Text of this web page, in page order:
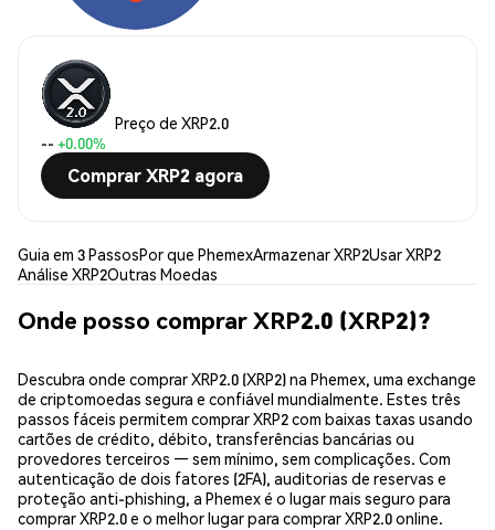
Preço de XRP2.0
-- +0.00%
Comprar XRP2 agora
Guia em 3 PassosPor que PhemexArmazenar XRP2Usar XRP2
Análise XRP2Outras Moedas
Onde posso comprar XRP2.0 (XRP2)?
Descubra onde comprar XRP2.0 (XRP2) na Phemex, uma exchange
de criptomoedas segura e confiável mundialmente. Estes três
passos fáceis permitem comprar XRP2 com baixas taxas usando
cartões de crédito, débito, transferências bancárias ou
provedores terceiros — sem mínimo, sem complicações. Com
autenticação de dois fatores (2FA), auditorias de reservas e
proteção anti-phishing, a Phemex é o lugar mais seguro para
comprar XRP2.0 e o melhor lugar para comprar XRP2.0 online.